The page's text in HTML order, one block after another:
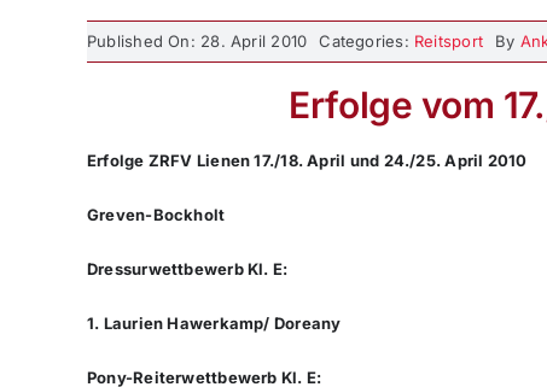
Published On: 28. April 2010 Categories: Reitsport By
Erfolge vom
Erfolge ZRFV Lienen 17./18. April und 24./25. April 2010
Greven-Bockholt
Dressurwettbewerb Kl. E:
1. Laurien Hawerkamp/ Doreany
Pony-Reiterwettbewerb Kl. E: